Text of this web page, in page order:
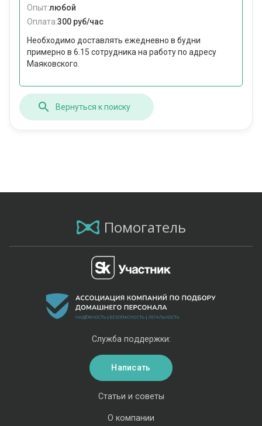
Опыт:любой
Оплата:300 руб/час
Необходимо доставлять ежедневно в будни
примерно в 6.15 сотрудника на работу по адресу
Маяковского.
Вернуться к поиску
Помогатель
Статьи и советы
О компании
Служба поддержки:
Написать